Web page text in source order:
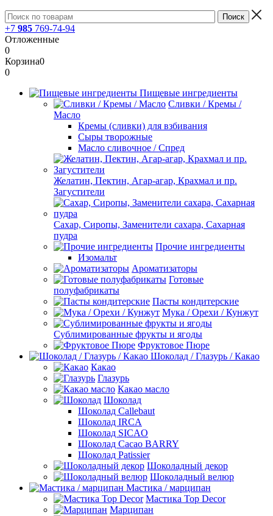
+7 985 769-74-94
Отложенные
0
Корзина0
0
Пищевые ингредиенты
Сливки / Кремы /
Масло
Кремы (сливки) для взбивания
Сыры творожные
Масло сливочное / Спред
Желатин, Пектин, Агар-агар, Крахмал и пр.
Загустители
Сахар, Сиропы, Заменители сахара, Сахарная
пудра
Прочие ингредиенты
Изомальт
Ароматизаторы
Готовые
полуфабрикаты
Пасты кондитерские
Мука / Орехи / Кунжут
Сублимированные фрукты и ягоды
Фруктовое Пюре
Шоколад / Глазурь / Какао
Какао
Глазурь
Какао масло
Шоколад
Шоколад Callebaut
Шоколад IRCA
Шоколад SICAO
Шоколад Cacao BARRY
Шоколад Patissier
Шоколадный декор
Шоколадный велюр
Мастика / марципан
Мастика Top Decor
Марципан